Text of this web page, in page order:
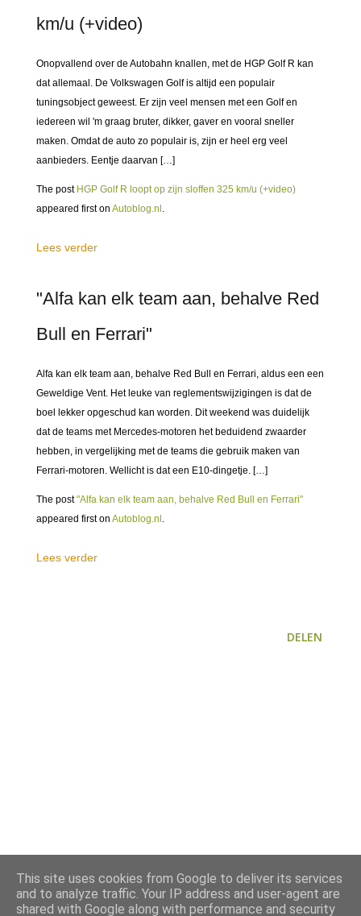
km/u (+video)
Onopvallend over de Autobahn knallen, met de HGP Golf R kan
dat allemaal. De Volkswagen Golf is altijd een populair
tuningsobject geweest. Er zijn veel mensen met een Golf en
iedereen wil 'm graag bruter, dikker, gaver en vooral sneller
maken. Omdat de auto zo populair is, zijn er heel erg veel
aanbieders. Eentje daarvan […]
The post HGP Golf R loopt op zijn sloffen 325 km/u (+video)
appeared first on Autoblog.nl .
Lees verder
"Alfa kan elk team aan, behalve Red
Bull en Ferrari"
Alfa kan elk team aan, behalve Red Bull en Ferrari, aldus een een
Geweldige Vent. Het leuke van reglementswijzigingen is dat de
boel lekker opgeschud kan worden. Dit weekend was duidelijk
dat de teams met Mercedes-motoren het beduidend zwaarder
hebben, in vergelijking met de teams die gebruik maken van
Ferrari-motoren. Wellicht is dat een E10-dingetje. […]
The post"Alfa kan elk team aan, behalve Red Bull en Ferrari"
appeared first on Autoblog.nl .
Lees verder
DELEN
This site uses cookies from Google to deliver its services
and to analyze traffic. Your IP address and user-agent are
shared with Google along with performance and security